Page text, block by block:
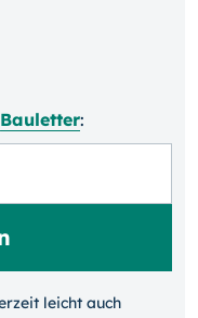
Bauletter:
leicht auch